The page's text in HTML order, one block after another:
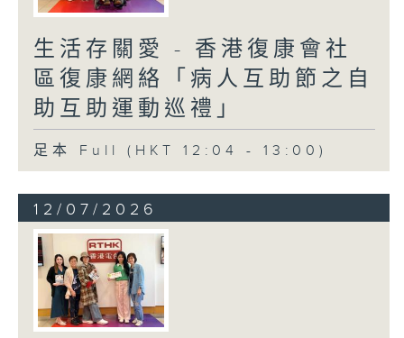
生活存關愛 - 香港復康會社
區復康網絡「病人互助節之自
助互助運動巡禮」
足本 Full (HKT 12:04 - 13:00)
12/07/2026